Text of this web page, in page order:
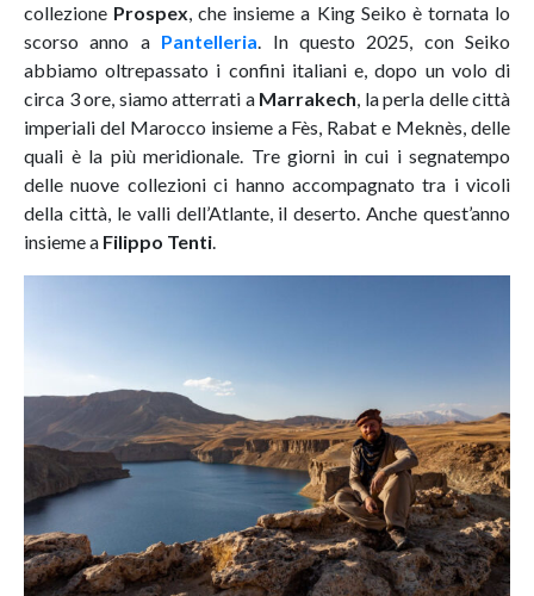
collezione Prospex, che insieme a King Seiko è tornata lo
scorso anno a Pantelleria. In questo 2025, con Seiko
abbiamo oltrepassato i confini italiani e, dopo un volo di
circa 3 ore, siamo atterrati a Marrakech, la perla delle città
imperiali del Marocco insieme a Fès, Rabat e Meknès, delle
quali è la più meridionale. Tre giorni in cui i segnatempo
delle nuove collezioni ci hanno accompagnato tra i vicoli
della città, le valli dell’Atlante, il deserto. Anche quest’anno
insieme a Filippo Tenti.